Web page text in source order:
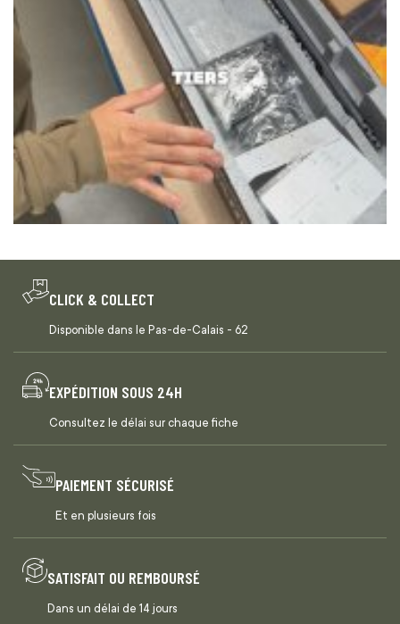
CLICK & COLLECT
Disponible dans le Pas-de-Calais - 62
EXPÉDITION SOUS 24H
Consultez le délai sur chaque fiche
PAIEMENT SÉCURISÉ
Et en plusieurs fois
SATISFAIT OU REMBOURSÉ
Dans un délai de 14 jours